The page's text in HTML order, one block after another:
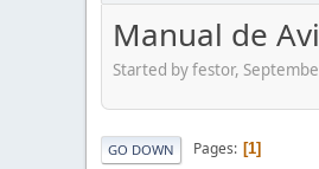
Manual de
Started by festor,
GO DOWN Pages 1